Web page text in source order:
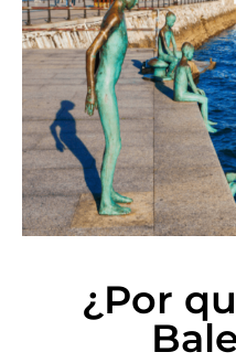
¿Por